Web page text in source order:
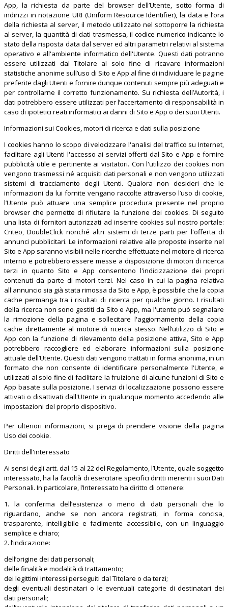
App, la richiesta da parte del browser dell’Utente, sotto forma di
indirizzi in notazione URI (Uniform Resource Identifier), la data e l’ora
della richiesta al server, il metodo utilizzato nel sottoporre la richiesta
al server, la quantità di dati trasmessa, il codice numerico indicante lo
stato della risposta data dal server ed altri parametri relativi al sistema
operativo e all'ambiente informatico dell'Utente. Questi dati potranno
essere utilizzati dal Titolare al solo fine di ricavare informazioni
statistiche anonime sull’uso di Sito e App al fine di individuare le pagine
preferite dagli Utenti e fornire dunque contenuti sempre più adeguati e
per controllarne il corretto funzionamento. Su richiesta dell’Autorità, i
dati potrebbero essere utilizzati per l’accertamento di responsabilità in
caso di ipotetici reati informatici ai danni di Sito e App o dei suoi Utenti.
Informazioni sui Cookies, motori di ricerca e dati sulla posizione
I cookies hanno lo scopo di velocizzare l'analisi del traffico su Internet,
facilitare agli Utenti l'accesso ai servizi offerti dal Sito e App e fornire
pubblicità utile e pertinente ai visitatori. Con l'utilizzo dei cookies non
vengono trasmessi né acquisiti dati personali e non vengono utilizzati
sistemi di tracciamento degli Utenti. Qualora non desideri che le
informazioni da lui fornite vengano raccolte attraverso l’uso di cookie,
l’Utente può attuare una semplice procedura presente nel proprio
browser che permette di rifiutare la funzione dei cookies. Di seguito
una lista di fornitori autorizzati ad inserire cookies sul nostro portale:
Criteo, DoubleClick nonché altri sistemi di terze parti per l'offerta di
annunci pubblicitari. Le informazioni relative alle proposte inserite nel
Sito e App saranno visibili nelle ricerche effettuate nel motore di ricerca
interno e potrebbero essere messe a disposizione di motori di ricerca
terzi in quanto Sito e App consentono l'indicizzazione dei propri
contenuti da parte di motori terzi. Nel caso in cui la pagina relativa
all'annuncio sia già stata rimossa da Sito e App, è possibile che la copia
cache permanga tra i risultati di ricerca per qualche giorno. I risultati
della ricerca non sono gestiti da Sito e App, ma l'utente può segnalare
la rimozione della pagina e sollecitare l'aggiornamento della copia
cache direttamente al motore di ricerca stesso. Nell’utilizzo di Sito e
App con la funzione di rilevamento della posizione attiva, Sito e App
potrebbero raccogliere ed elaborare informazioni sulla posizione
attuale dell’Utente. Questi dati vengono trattati in forma anonima, in un
formato che non consente di identificare personalmente l'Utente, e
utilizzati al solo fine di facilitare la fruizione di alcune funzioni di Sito e
App basate sulla posizione. I servizi di localizzazione possono essere
attivati o disattivati dall'Utente in qualunque momento accedendo alle
impostazioni del proprio dispositivo.
Per ulteriori informazioni, si prega di prendere visione della pagina
Uso dei cookie.
Diritti dell'interessato
Ai sensi degli artt. dal 15 al 22 del Regolamento, l’Utente, quale soggetto
interessato, ha la facoltà di esercitare specifici diritti inerenti i suoi Dati
Personali. In particolare, l’Interessato ha diritto di ottenere:
1. la conferma dell’esistenza o meno di dati personali che lo
riguardano, anche se non ancora registrati, in forma concisa,
trasparente, intelligibile e facilmente accessibile, con un linguaggio
semplice e chiaro;
2. l’indicazione:
dell’origine dei dati personali;
delle finalità e modalità di trattamento;
dei legittimi interessi perseguiti dal Titolare o da terzi;
degli eventuali destinatari o le eventuali categorie di destinatari dei
dati personali;